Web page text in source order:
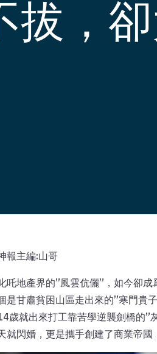
拔，
報主編:山哥
吒地產界的”風雲伉儷”，如今卻成
是甘肅貧困山區走出來的”寒門貴子
歲就出來打工靠苦學逆襲劍橋的”
就閃婚，更是攜手創建了商業帝國